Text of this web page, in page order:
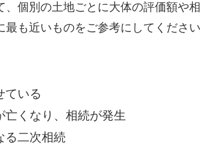
個別の土地ごとに大体の評価額や
も近いものをご参考にしてください
ている
亡くなり、相続が発生
る二次相続